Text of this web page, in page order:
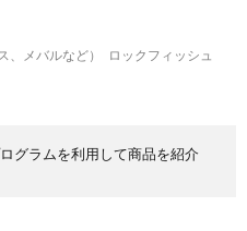
、メバルなど）
ロックフィッシュ
グラムを利用して商品を紹介